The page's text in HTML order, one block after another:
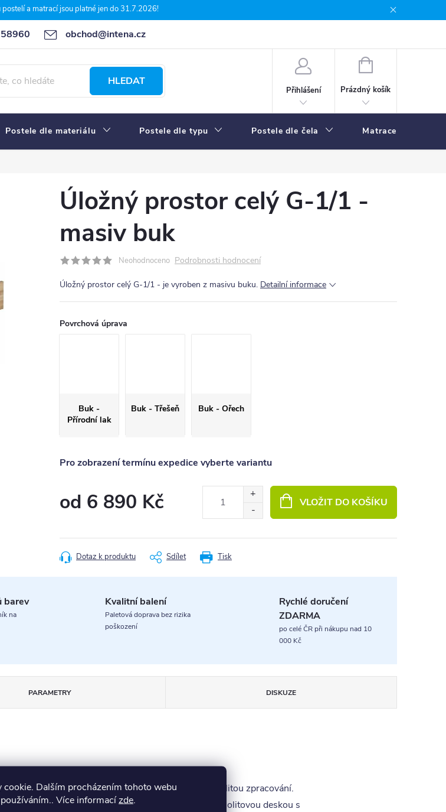
Dalším procházením tohoto webu
Více informacízde.
postelí a matrací jsou platné jen do 31.7.2026!
obchod@intena.cz
7 důvodů, proč nakupit u Intena nábytek
HLEDAT
Přihlášení
NÁKUPNÍ
Prázdný košík
Postele dle materiálu Postele dle typu Postele dle čela Matrace
Úložný prostor celý G-1/1 -
masiv buk
Neohodnoceno Podrobnosti hodnocení
Úložný prostor celý G-1/1 - je vyroben z masivu buku. Detailní informace
Povrchová úprava
Buk -
Přírodní lak
Buk - Třešeň Buk - Ořech
Pro zobrazení termínu expedice vyberte variantu
od 6 890 Kč VLOŽIT DO KOŠÍKU
Tisk
Dotaz k produktu Sdílet
barev
na
Kvalitní balení
Paletová doprava bez rizika
poškození
Rychlé doručení
ZDARMA
po celé ČR při nákupu nad 10
000 Kč
DISKUZE
PARAMETRY
svým čistým, moderním designem a vysokou kvalitou zpracování.
z buku. Dno úložného prostoru je tvořeno sololitovou deskou s